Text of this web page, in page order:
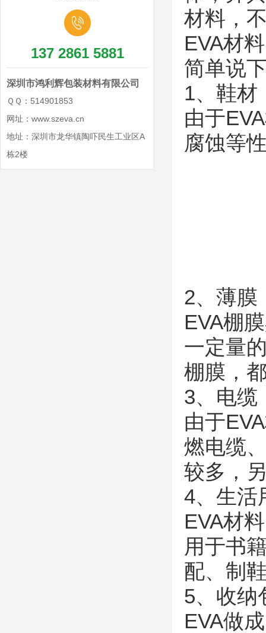
137 2861 5881
深圳市鸿利辉包装材料有限公司
ＱＱ：514901853
网址：www.szeva.cn
地址：深圳市龙华镇陶吓民生工业区A
栋2楼
材料，
EVA材
简单说
1、鞋材
由于
腐蚀等
2、薄膜
EVA棚
一定量
棚膜，
3、电缆
由于
燃电缆
较多，
4、生活
EVA材
用于书
配、制
5、收纳
EVA做